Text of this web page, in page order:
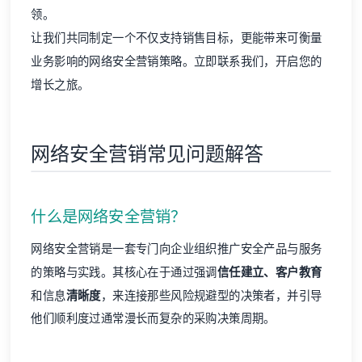
领。
让我们共同制定一个不仅支持销售目标，更能带来可衡量
业务影响的网络安全营销策略。 立即联系我们，开启您的
增长之旅。
网络安全营销常见问题解答
什么是网络安全营销？
网络安全营销是一套专门向企业组织推广安全产品与服务
的策略与实践。其核心在于通过强调信任建立、客户教育
和信息清晰度，来连接那些风险规避型的决策者，并引导
他们顺利度过通常漫长而复杂的采购决策周期。